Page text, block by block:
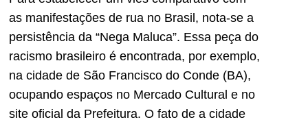
as manifestações de rua no Brasil, nota-se a
persistência da “Nega Maluca”. Essa peça do
racismo brasileiro é encontrada, por exemplo,
na cidade de São Francisco do Conde (BA),
ocupando espaços no Mercado Cultural e no
site oficial da Prefeitura. O fato de a cidade